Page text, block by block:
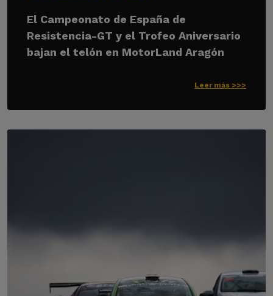
El Campeonato de España de
Resistencia-GT y el Trofeo Aniversario
bajan el telón en MotorLand Aragón
Leer más >>>